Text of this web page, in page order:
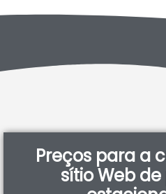
Preços para a
sítio Web